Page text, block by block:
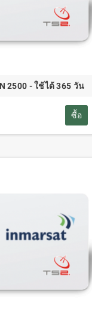
2500 - ใช้ได้ 365 วัน
ซื้อ